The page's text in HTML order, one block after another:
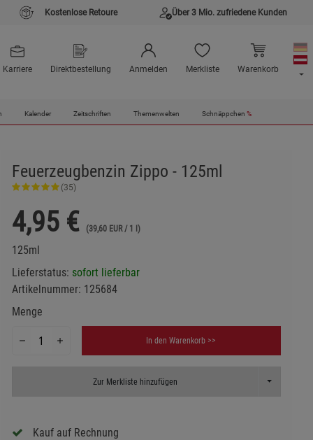
Kostenlose Retoure Über 3 Mio. zufriedene Kunden
Karriere Direktbestellung Anmelden Merkliste Warenkorb
Kalender Zeitschriften Themenwelten Schnäppchen %
Feuerzeugbenzin Zippo - 125ml
(35)
4,95 € (39,60 EUR / 1 l)
125ml
Lieferstatus: sofort lieferbar
Artikelnummer: 125684
Menge
In den Warenkorb >>
Zur Merkliste hinzufügen Toggle
Kauf auf Rechnung